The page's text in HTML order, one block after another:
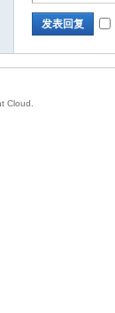
发表回复
Cloud.